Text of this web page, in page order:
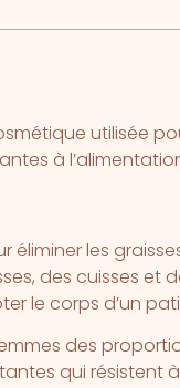
utilisée
à
les
des cuisses et
le corps d’un
des
qui résistent à